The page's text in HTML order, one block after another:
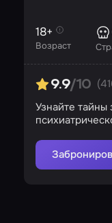
Возраст
18+
9.9/10
Узнайте